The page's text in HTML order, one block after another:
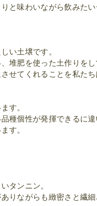
と味わいながら飲みたい
い土壌です。
堆肥を使った土作りをし
せてくれることを私たち
す。
種個性が発揮できるに違
ています。
タンニン。
りながらも緻密さと繊細